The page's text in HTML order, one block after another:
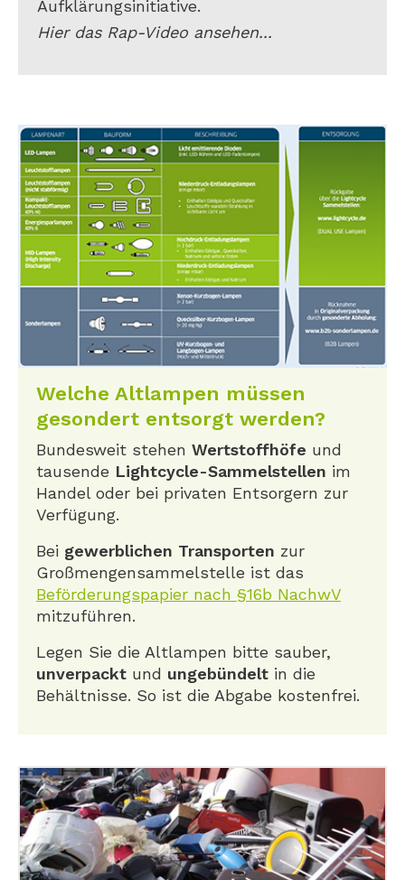
Aufklärungsinitiative.
Hier das Rap-Video ansehen...
Welche Altlampen müssen
gesondert entsorgt werden?
Bundesweit stehen Wertstoffhöfe und
tausende Lightcycle-Sammelstellen im
Handel oder bei privaten Entsorgern zur
Verfügung.
Bei gewerblichen Transporten zur
Großmengensammelstelle ist das
Beförderungspapier nach §16b NachwV
mitzuführen.
Legen Sie die Altlampen bitte sauber,
unverpackt und ungebündelt in die
Behältnisse. So ist die Abgabe kostenfrei.